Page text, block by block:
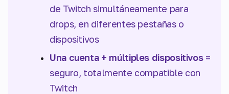
de Twitch simultáneamente para
drops, en diferentes pestañas o
dispositivos
Una cuenta + múltiples dispositivos=
seguro, totalmente compatible con
Twitch